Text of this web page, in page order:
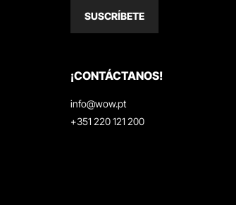
SUSCRÍBETE
¡CONTÁCTANOS!
info@wow.pt
+351 220 121 200